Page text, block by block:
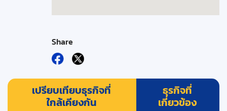
Share
เปรียบเทียบธุรกิจที่
ใกล้เคียงกัน
ธุรกิจที่
เกี่ยวข้อง